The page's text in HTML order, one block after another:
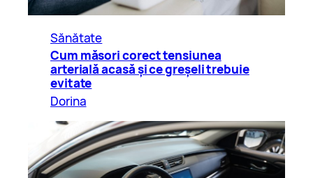
Sănătate
Cum măsori corect tensiunea
arterială acasă și ce greșeli trebuie
evitate
Dorina